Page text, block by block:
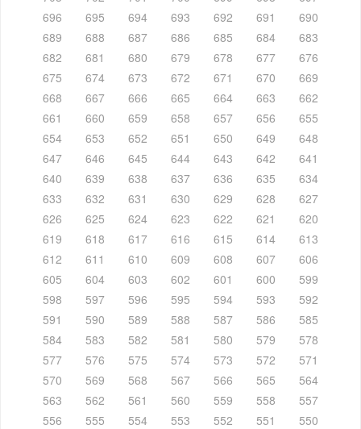
696
695 694 693 692 691
690
689
688 687 686 685 684
683
682
681 680 679 678 677
676
675
674 673 672 671 670
669
668
667 666 665 664 663
662
661
660 659 658 657 656
655
654
653 652 651 650 649
648
647
646 645 644 643 642
641
640
639 638 637 636 635
634
633
632 631 630 629 628
627
626
625 624 623 622 621
620
619
618 617 616 615 614
613
612
611 610 609 608 607
606
605
604 603 602 601 600
599
598
597 596 595 594 593
592
591
590 589 588 587 586
585
584
583 582 581 580 579
578
577
576 575 574 573 572
571
570
569 568 567 566 565
564
563
562 561 560 559 558
557
556
555 554 553 552 551
550